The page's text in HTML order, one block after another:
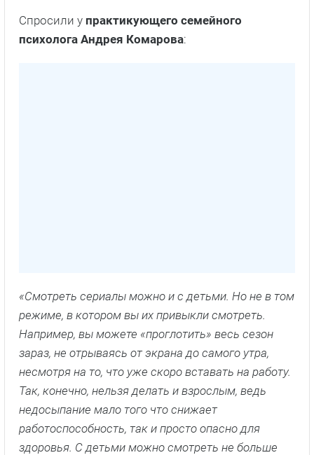
Спросили у практикующего семейного
психолога Андрея Комарова:
«Смотреть сериалы можно и с детьми. Но не в том
режиме, в котором вы их привыкли смотреть.
Например, вы можете «проглотить» весь сезон
зараз, не отрываясь от экрана до самого утра,
несмотря на то, что уже скоро вставать на работу.
Так, конечно, нельзя делать и взрослым, ведь
недосыпание мало того что снижает
работоспособность, так и просто опасно для
здоровья. С детьми можно смотреть не больше